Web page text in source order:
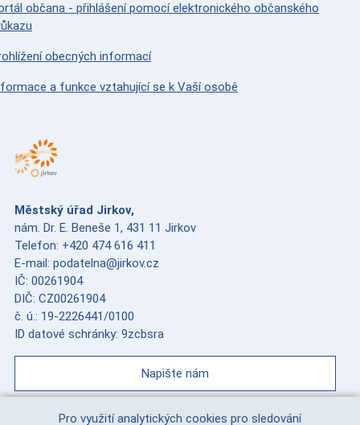
občana - přihlášení pomocí elektronického občanského
obecných informací
a funkce vztahující se k Vaší osobě
Městský úřad Jirkov,
nám. Dr. E. Beneše 1, 431 11 Jirkov
Telefon: +420 474 616 411
E-mail: podatelna@jirkov.cz
IČ: 00261904
DIČ: CZ00261904
č. ú.: 19-2226441/0100
ID datové schránky: 9zcbsra
Napište nám
Pro využití analytických cookies pro sledování